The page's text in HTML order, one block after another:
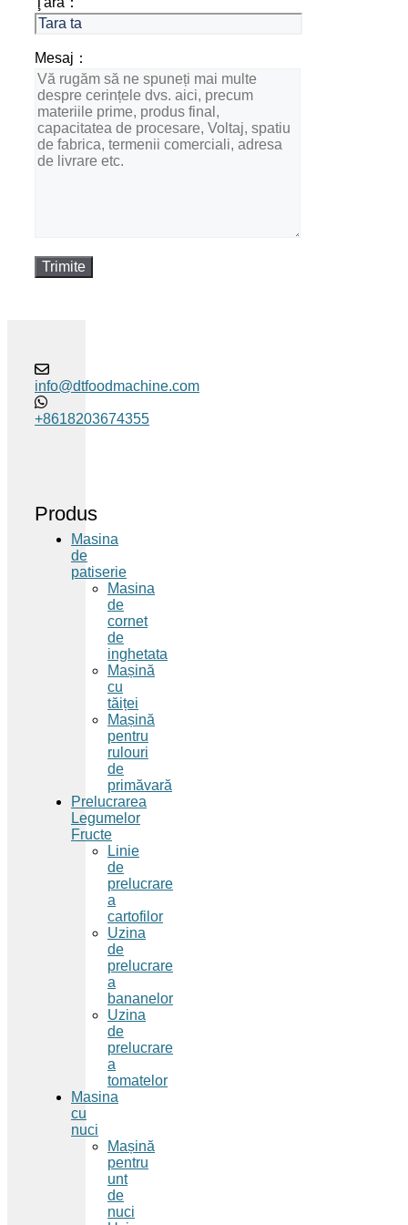
Mesaj：
info@dtfoodmachine.com
+8618203674355
Produs
Masina
de
patiserie
Masina
de
cornet
de
inghetata
Mașină
cu
tăiței
Mașină
pentru
rulouri
de
primăvară
Prelucrarea
Legumelor
Fructe
Linie
de
prelucrare
a
cartofilor
Uzina
de
prelucrare
a
bananelor
Uzina
de
prelucrare
a
tomatelor
Masina
cu
nuci
Mașină
pentru
unt
de
nuci